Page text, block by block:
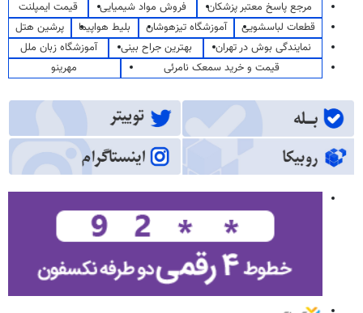
مرجع پاسخ معتبر پزشکان
فروش مواد شیمیایی
قیمت ایمپلنت
قطعات لباسشویی
آموزشگاه تیزهوشان بلیط هواپیما
پرشین هتل
نمایندگی بوش در تهران
بهترین جراح بینی
آموزشگاه زبان ملل
قیمت و خرید سمعک نامرئی
مهرینو